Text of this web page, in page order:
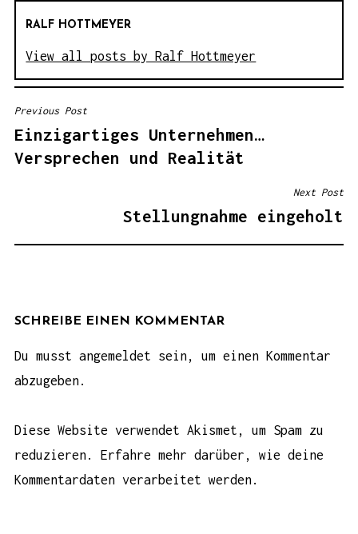
RALF HOTTMEYER
View all posts by Ralf Hottmeyer
B
E
I
A
V
T
I
O
Previous Post
Einzigartiges Unternehmen…
Versprechen und Realität
Next Post
Stellungnahme eingeholt
SCHREIBE EINEN KOMMENTAR
Du musst angemeldet sein, um einen Kommentar
abzugeben.
Diese Website verwendet Akismet, um Spam zu
reduzieren.
Erfahre mehr darüber, wie deine
Kommentardaten verarbeitet werden.